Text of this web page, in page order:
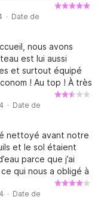
la gonfler avant de
n'est pas préparé :)
satisfait de la
· Date de
nous avons
est lui aussi
et surtout équipé
! Au top ! À très
· Date de
nettoyé avant notre
et le sol étaient
parce que j’ai
qui nous a obligé à
on
a essayé de
· Date de